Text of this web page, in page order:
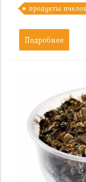
продукты
Подробнее